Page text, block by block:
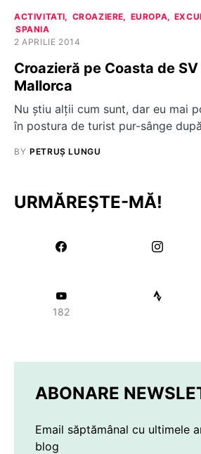
ACTIVITATI CROAZIERE EUROPA
SPANIA
2 APRILIE 2014
Croazieră pe Coasta de
Mallorca
Nu știu alții cum sunt, dar eu mai
în postura de turist pur-sânge
BY PETRUȘ LUNGU
URMĂREȘTE-MĂ!
182
ABONARE
Email săptămânal cu ultimele
blog